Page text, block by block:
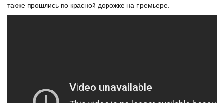
также прошлись по красной дорожке на премьере.